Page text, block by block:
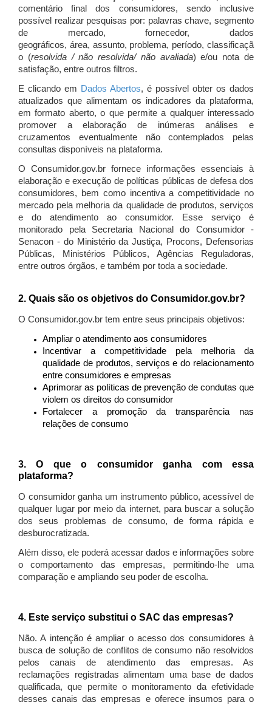
comentário final dos consumidores, sendo inclusive
possível realizar pesquisas por: palavras chave, segmento
de mercado, fornecedor, dados
geográficos, área, assunto, problema, período, classificaçã
o (resolvida / não resolvida/ não avaliada) e/ou nota de
satisfação, entre outros filtros.
E clicando em Dados Abertos, é possível obter os dados
atualizados que alimentam os indicadores da plataforma,
em formato aberto, o que permite a qualquer interessado
promover a elaboração de inúmeras análises e
cruzamentos eventualmente não contemplados pelas
consultas disponíveis na plataforma.
O Consumidor.gov.br fornece informações essenciais à
elaboração e execução de políticas públicas de defesa dos
consumidores, bem como incentiva a competitividade no
mercado pela melhoria da qualidade de produtos, serviços
e do atendimento ao consumidor. Esse serviço é
monitorado pela Secretaria Nacional do Consumidor -
Senacon - do Ministério da Justiça, Procons, Defensorias
Públicas, Ministérios Públicos, Agências Reguladoras,
entre outros órgãos, e também por toda a sociedade.
2. Quais são os objetivos do Consumidor.gov.br?
O Consumidor.gov.br tem entre seus principais objetivos:
Ampliar o atendimento aos consumidores
Incentivar a competitividade pela melhoria da
qualidade de produtos, serviços e do relacionamento
entre consumidores e empresas
Aprimorar as políticas de prevenção de condutas que
violem os direitos do consumidor
Fortalecer a promoção da transparência nas
relações de consumo
3. O que o consumidor ganha com essa
plataforma?
O consumidor ganha um instrumento público, acessível de
qualquer lugar por meio da internet, para buscar a solução
dos seus problemas de consumo, de forma rápida e
desburocratizada.
Além disso, ele poderá acessar dados e informações sobre
o comportamento das empresas, permitindo-lhe uma
comparação e ampliando seu poder de escolha.
4. Este serviço substitui o SAC das empresas?
Não. A intenção é ampliar o acesso dos consumidores à
busca de solução de conflitos de consumo não resolvidos
pelos canais de atendimento das empresas. As
reclamações registradas alimentam uma base de dados
qualificada, que permite o monitoramento da efetividade
desses canais das empresas e oferece insumos para o